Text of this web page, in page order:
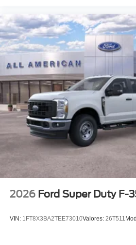
2026 Ford Super Duty F-
VIN: 1FT8X3BA2TEE73010Valores: 26T511